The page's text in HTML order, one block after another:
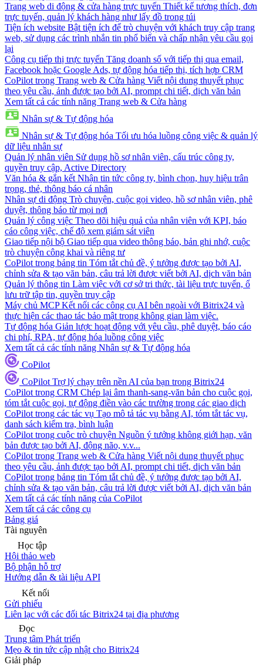
Trang web di động & cửa hàng trực tuyến Thiết kế tương thích, đơn
trực tuyến, quản lý khách hàng như lấy đồ trong túi
Tiện ích website Bật tiện ích để trò chuyện với khách truy cập trang
web, sử dụng các trình nhắn tin phổ biến và chấp nhận yêu cầu gọi
lại
Công cụ tiếp thị trực tuyến Tăng doanh số với tiếp thị qua email,
Facebook hoặc Google Ads, tự động hóa tiếp thị, tích hợp CRM
CoPilot trong Trang web & Cửa hàng Viết nội dung thuyết phục
theo yêu cầu, ảnh được tạo bởi AI, prompt chi tiết, dịch văn bản
Xem tất cả các tính năng Trang web & Cửa hàng
Nhân sự & Tự động hóa
Nhân sự & Tự động hóa Tối ưu hóa luồng công việc & quản lý
dữ liệu nhân sự
Quản lý nhân viên Sử dụng hồ sơ nhân viên, cấu trúc công ty,
quyền truy cập, Active Directory
Văn hóa & gắn kết Nhận tin tức công ty, bình chọn, huy hiệu trân
trọng, thẻ, thông báo cá nhân
Nhân sự di động Trò chuyện, cuộc gọi video, hồ sơ nhân viên, phê
duyệt, thông báo từ mọi nơi
Quản lý công việc Theo dõi hiệu quả của nhân viên với KPI, báo
cáo công việc, chế độ xem giám sát viên
Giao tiếp nội bộ Giao tiếp qua video thông báo, bản ghi nhớ, cuộc
trò chuyện công khai và riêng tư
CoPilot trong bảng tin Tóm tắt chủ đề, ý tưởng được tạo bởi AI,
chỉnh sửa & tạo văn bản, câu trả lời được viết bởi AI, dịch văn bản
Quản lý thông tin Làm việc với cơ sở tri thức, tài liệu trực tuyến, ổ
lưu trữ tập tin, quyền truy cập
Máy chủ MCP Kết nối các công cụ AI bên ngoài với Bitrix24 và
thực hiện các thao tác bảo mật trong không gian làm việc.
Tự động hóa Giản lược hoạt động với yêu cầu, phê duyệt, báo cáo
chi phí, RPA, tự động hóa luồng công việc
Xem tất cả các tính năng Nhân sự & Tự động hóa
CoPilot
CoPilot Trợ lý chạy trên nền AI của bạn trong Bitrix24
CoPilot trong CRM Chép lại âm thanh-sang-văn bản cho cuộc gọi,
tóm tắt cuộc gọi, tự động điền vào các trường trong các giao dịch
CoPilot trong các tác vụ Tạo mô tả tác vụ bằng AI, tóm tắt tác vụ,
danh sách kiểm tra, bình luận
CoPilot trong cuộc trò chuyện Nguồn ý tưởng không giới hạn, văn
bản được tạo bởi AI, động não, v.v...
CoPilot trong Trang web & Cửa hàng Viết nội dung thuyết phục
theo yêu cầu, ảnh được tạo bởi AI, prompt chi tiết, dịch văn bản
CoPilot trong bảng tin Tóm tắt chủ đề, ý tưởng được tạo bởi AI,
chỉnh sửa & tạo văn bản, câu trả lời được viết bởi AI, dịch văn bản
Xem tất cả các tính năng của CoPilot
Xem tất cả các công cụ
Bảng giá
Tài nguyên
Học tập
Hội thảo web
Bộ phận hỗ trợ
Hướng dẫn & tài liệu API
Kết nối
Gửi phiếu
Liên lạc với các đối tác Bitrix24 tại địa phương
Đọc
Trung tâm Phát triển
Mẹo & tin tức cập nhật cho Bitrix24
Giải pháp